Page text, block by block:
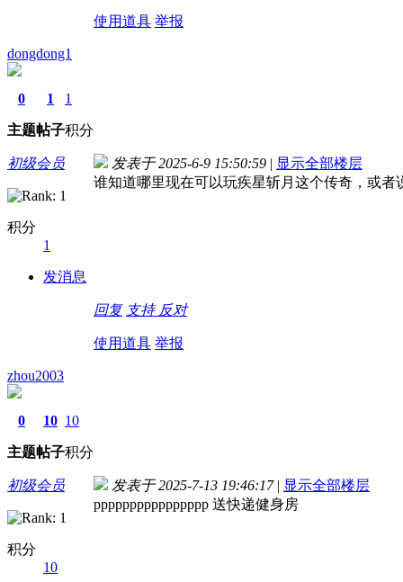
使用道具 举报
dongdong1
0
主题
1
帖子
1
积分
初级会员
积分
1
发消息
发表于 2025-6-9 15:50:59 | 显示全部楼层
谁知道哪里现在可以玩疾星斩月这个传奇，或
回复 支持 反对
使用道具 举报
zhou2003
0
主题
10
帖子
10
积分
初级会员
积分
10
发表于 2025-7-13 19:46:17 | 显示全部楼层
pppppppppppppppp 送快递健身房